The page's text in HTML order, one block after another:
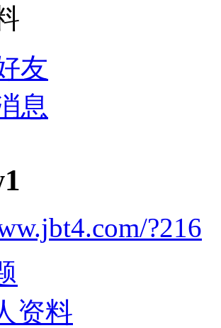
友
息
?216
资料